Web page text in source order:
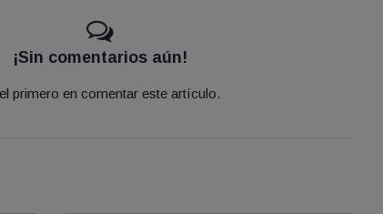
¡Sin comentarios aún!
primero en comentar este artículo.